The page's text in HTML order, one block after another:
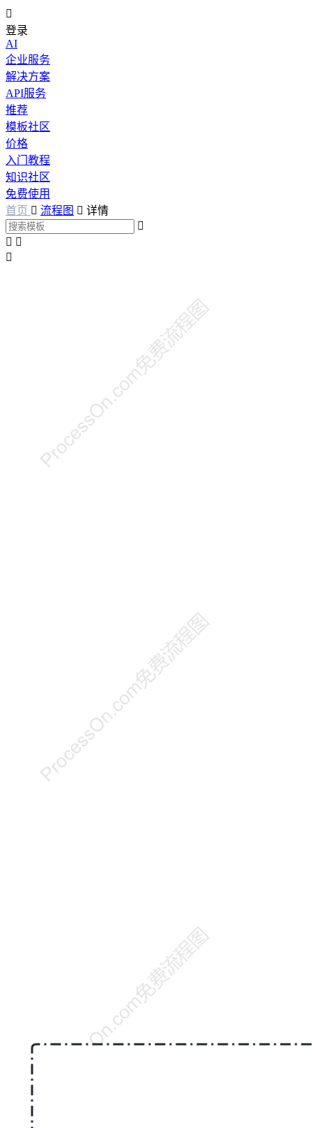

登录
AI
企业服务
解决方案
API服务
推荐
模板社区
价格
入门教程
知识社区
免费使用
首页  流程图  详情

 
